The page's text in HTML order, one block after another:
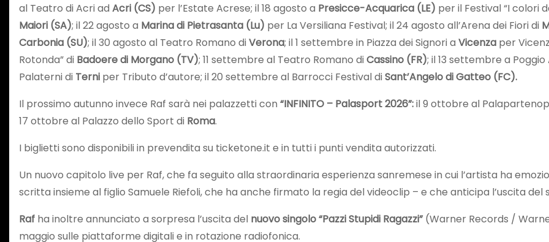
al Teatro di Acri ad Acri (CS) per l’Estate Acrese; il 18 agosto a Presicce-Acquarica (LE) per il Festival “I colori
Maiori (SA); il 22 agosto a Marina di Pietrasanta (Lu) per La Versiliana Festival; il 24 agosto all’Arena dei Fiori di
Carbonia (SU); il 30 agosto al Teatro Romano diVerona; il 1 settembre in Piazza dei Signori a Vicenza per
Rotonda” di Badoere di Morgano (TV); 11 settembre al Teatro Romano diCassino (FR); il 13 settembre a Poggio
Palaterni di Terni per Tributo d’autore; il 20 settembre al Barrocci Festival diSant’Angelo di Gatteo (FC).
Il prossimo autunno invece Raf sarà nei palazzetti con “INFINITO – Palasport 2026”:il 9 ottobre al
17 ottobre al Palazzo dello Sport di Roma.
I biglietti sono disponibili in prevendita su ticketone.it e in tutti i punti vendita autorizzati.
Un nuovo capitolo live per Raf, che fa seguito alla straordinaria esperienza sanremese in cui l’artista ha
scritta insieme al figlio Samuele Riefoli, che ha anche firmato la regia del videoclip – e che anticipa l’uscita del
Raf ha inoltre annunciato a sorpresa l’uscita del nuovo singolo “Pazzi Stupidi Ragazzi”(Warner Records /
maggio sulle piattaforme digitali e in rotazione radiofonica.